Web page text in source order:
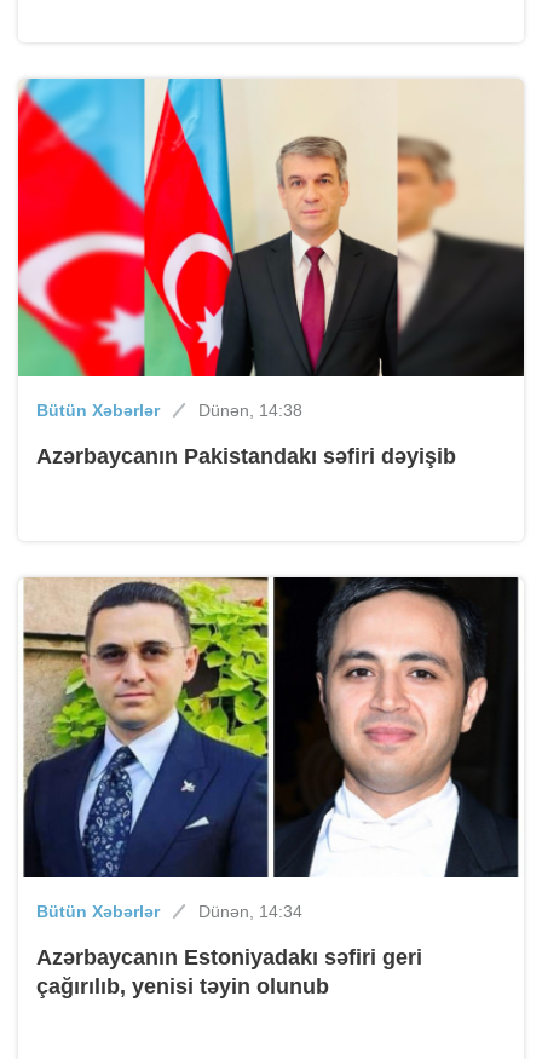
Bütün Xəbərlər Dünən, 14:38
Azərbaycanın Pakistandakı səfiri dəyişib
Bütün Xəbərlər Dünən, 14:34
Azərbaycanın Estoniyadakı səfiri geri
çağırılıb, yenisi təyin olunub